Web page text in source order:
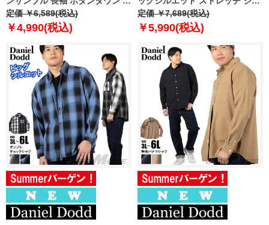
ャツ 吸汗速乾 春夏新作 377-
sh260107 【fre】
定価 ￥6,589(税込)
￥4,990(税込)
ツ イージーケア 春夏新作 916-
sh260111 【fre】
定価 ￥7,689(税込)
￥5,990(税込)